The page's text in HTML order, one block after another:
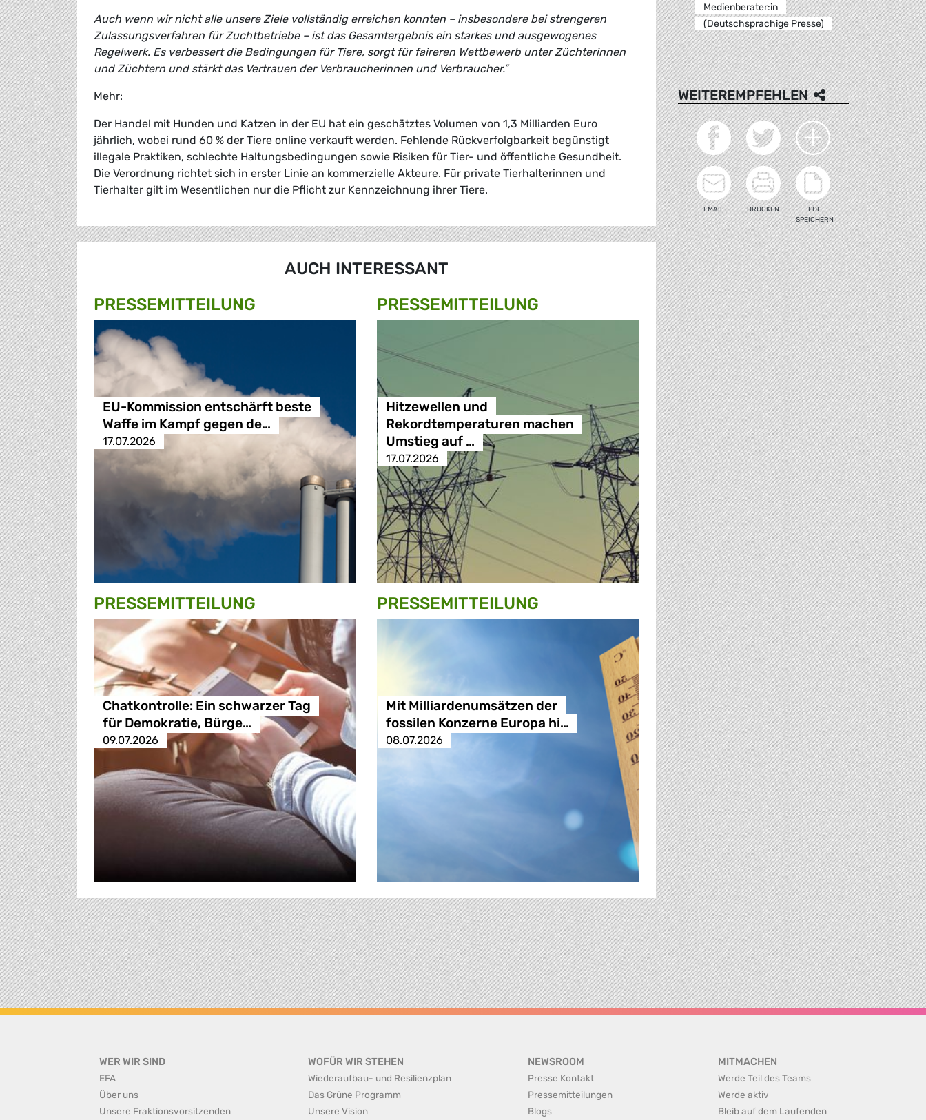
Auch wenn wir nicht alle unsere Ziele vollständig erreichen konnten – insbesondere bei strengeren
Zulassungsverfahren für Zuchtbetriebe – ist das Gesamtergebnis ein starkes und ausgewogenes
Regelwerk. Es verbessert die Bedingungen für Tiere, sorgt für faireren Wettbewerb unter Züchterinnen
und Züchtern und stärkt das Vertrauen der Verbraucherinnen und Verbraucher.”
Mehr:
Der Handel mit Hunden und Katzen in der EU hat ein geschätztes Volumen von 1,3 Milliarden Euro
jährlich, wobei rund 60 % der Tiere online verkauft werden. Fehlende Rückverfolgbarkeit begünstigt
illegale Praktiken, schlechte Haltungsbedingungen sowie Risiken für Tier- und öffentliche Gesundheit.
Die Verordnung richtet sich in erster Linie an kommerzielle Akteure. Für private Tierhalterinnen und
Tierhalter gilt im Wesentlichen nur die Pflicht zur Kennzeichnung ihrer Tiere.
AUCH INTERESSANT
PRESSE­MITTEILUNG
EU-Kommission entschärft beste
Waffe im Kampf gegen de…
17.07.2026
PRESSE­MITTEILUNG
Hitzewellen und
Rekordtemperaturen machen
Umstieg auf …
17.07.2026
PRESSE­MITTEILUNG
Chatkontrolle: Ein schwarzer Tag
für Demokratie, Bürge…
09.07.2026
PRESSE­MITTEILUNG
Mit Milliardenumsätzen der
fossilen Konzerne Europa hi…
08.07.2026
Medienberater:in
(Deutschsprachige Presse)
WEITEREMPFEHLEN
EMAIL DRUCKEN
PDF
SPEICHERN
WER WIR SIND
EFA
Über uns
Unsere Fraktionsvorsitzenden
WOFÜR WIR STEHEN
Wiederaufbau- und Resilienzplan
Das Grüne Programm
Unsere Vision
NEWSROOM
Presse Kontakt
Pressemitteilungen
Blogs
MITMACHEN
Werde Teil des Teams
Werde aktiv
Bleib auf dem Laufenden